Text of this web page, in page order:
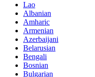
Lao
Albanian
Amharic
Armenian
Azerbaijani
Belarusian
Bengali
Bosnian
Bulgarian